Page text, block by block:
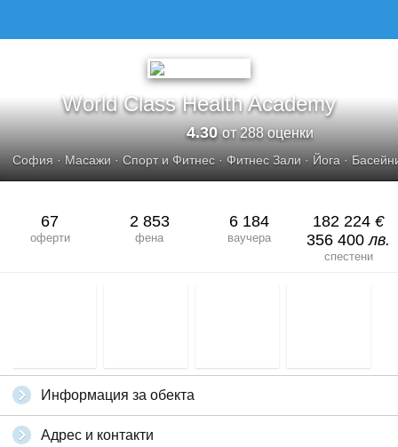
World Class Health Academy
4.30от 288 оценки
София · Масажи · Спорт и Фитнес · Фитнес Зали · Йога ·
67
оферти
2 853
фена
6 184
ваучера
182 224 €
356 400лв.
спестени
Информация за обекта
Адрес и контакти